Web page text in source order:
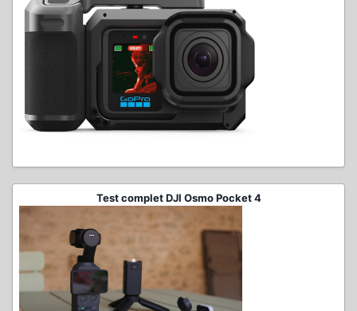
Test complet DJI Osmo Pocket 4